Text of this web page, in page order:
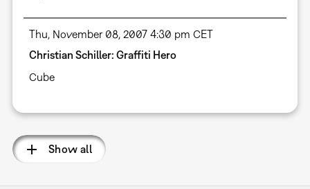
Thu, November 08, 2007 4:30 pm CET
Christian Schiller: Graffiti Hero
Cube
Show all